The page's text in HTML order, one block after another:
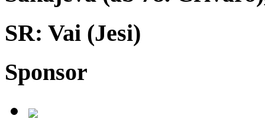
SR: Vai (Jesi)
Sponsor